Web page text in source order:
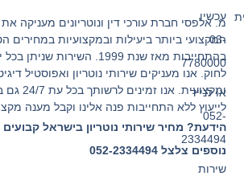
מ. אלפסי חברת עורכי דין ונוטריונים מעניקה את
המקצועי ביותר ביעילות ובמקצועיות במחירים
בהתחייבות מאז שנת 1999.
לחוק. אנו מעניקים שירותי נוטריון ואפוסטיל
לייעוץ ללא התחייבות פנה אלינו וקבל מענה
הידעת? מחיר שירותי נוטריון בישראל
נוספים צלצל 052-2334494
עכשיו
03-
7780000
או לנייד
052-
2334494
שירות